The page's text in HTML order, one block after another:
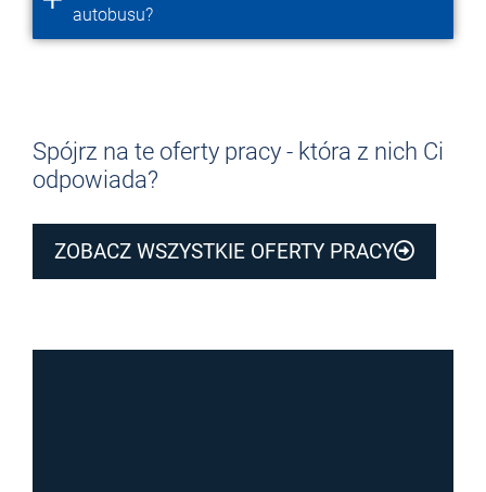
autobusu?
Spójrz na te oferty pracy - która z nich Ci
odpowiada?
ZOBACZ WSZYSTKIE OFERTY PRACY